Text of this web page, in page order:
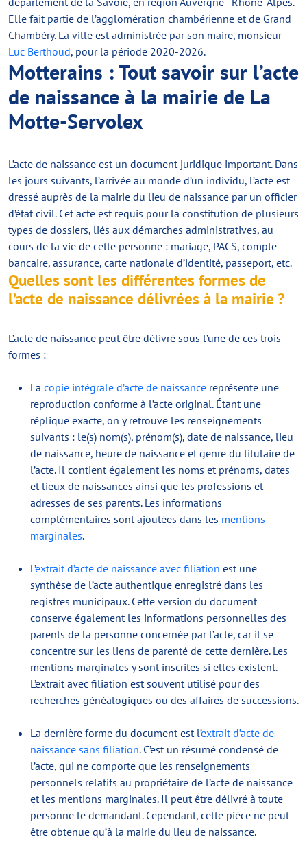
Elle fait partie de l’agglomération chambérienne et de Grand
Chambéry. La ville est administrée par son maire, monsieur
Luc Berthoud, pour la période 2020-2026.
Motterains : Tout savoir sur l’acte
de naissance à la mairie de La
Motte-Servolex
L’acte de naissance est un document juridique important. Dans
les jours suivants, l’arrivée au monde d’un individu, l’acte est
dressé auprès de la mairie du lieu de naissance par un officier
d’état civil. Cet acte est requis pour la constitution de plusieurs
types de dossiers, liés aux démarches administratives, au
cours de la vie de cette personne : mariage, PACS, compte
bancaire, assurance, carte nationale d’identité, passeport, etc.
Quelles sont les différentes formes de
l’acte de naissance délivrées à la mairie ?
L’acte de naissance peut être délivré sous l’une de ces trois
formes :
La copie intégrale d’acte de naissance représente une
reproduction conforme à l’acte original. Étant une
réplique exacte, on y retrouve les renseignements
suivants : le(s) nom(s), prénom(s), date de naissance, lieu
de naissance, heure de naissance et genre du titulaire de
l’acte. Il contient également les noms et prénoms, dates
et lieux de naissances ainsi que les professions et
adresses de ses parents. Les informations
complémentaires sont ajoutées dans les mentions
marginales.
L’extrait d’acte de naissance avec filiation est une
synthèse de l’acte authentique enregistré dans les
registres municipaux. Cette version du document
conserve également les informations personnelles des
parents de la personne concernée par l’acte, car il se
concentre sur les liens de parenté de cette dernière. Les
mentions marginales y sont inscrites si elles existent.
L’extrait avec filiation est souvent utilisé pour des
recherches généalogiques ou des affaires de successions.
La dernière forme du document est l’extrait d’acte de
naissance sans filiation. C’est un résumé condensé de
l’acte, qui ne comporte que les renseignements
personnels relatifs au propriétaire de l’acte de naissance
et les mentions marginales. Il peut être délivré à toute
personne le demandant. Cependant, cette pièce ne peut
être obtenue qu’à la mairie du lieu de naissance.